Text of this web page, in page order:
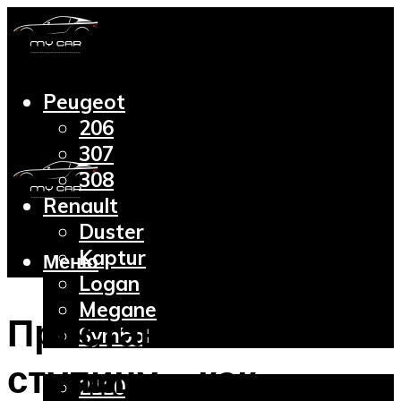
Peugeot
206
307
308
Renault
Duster
Kaptur
Logan
Megane
Symbol
2110
Меню
Проставки на
ступицу – как